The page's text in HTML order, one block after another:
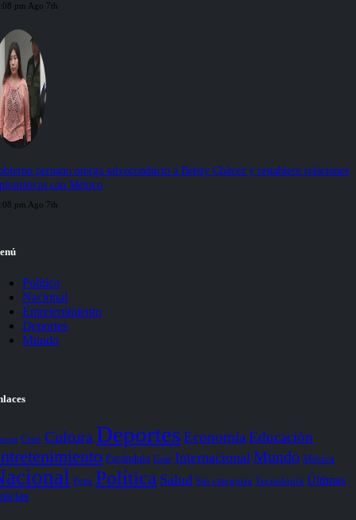
pm Ago 7th
peruano otorga salvoconducto a Betssy Chávez y restablece relaciones
con México
pm Ago 7th
Política
Nacional
Entretenimiento
Deportes
Mundo
Cine Cultura DeportesEconomía Educación
Farándula Gear Internacional Mundo Música
Perú Política Salud Sin categoría Tecnología Últimas